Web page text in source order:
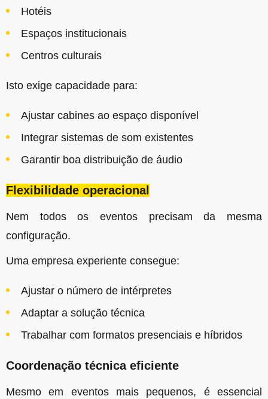
Hotéis
Espaços institucionais
Centros culturais
Isto exige capacidade para:
Ajustar cabines ao espaço disponível
Integrar sistemas de som existentes
Garantir boa distribuição de áudio
Flexibilidade operacional
Nem todos os eventos precisam da mesma
configuração.
Uma empresa experiente consegue:
Ajustar o número de intérpretes
Adaptar a solução técnica
Trabalhar com formatos presenciais e híbridos
Coordenação técnica eficiente
Mesmo em eventos mais pequenos, é essencial